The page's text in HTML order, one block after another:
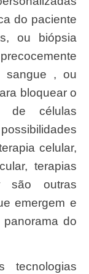
do paciente
ou biópsia
sangue , ou
bloquear o
de células
celular,
terapias
são outras
emergem e
do